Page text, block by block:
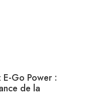
Go Power :
de la